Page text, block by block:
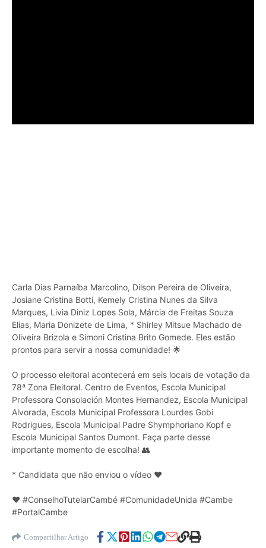
Carla Dias Parnaíba Marcolino, Dilson Pereira de Oliveira,
Josiane Cristina Botti, Kemely Cristina Nunes da Silva
Marques, Livia Diniz Lopes Sola, Márcia de Freitas Souza
Elias, Maria Donizete de Lima, * Shirley Mitsue Machado de
Oliveira Brizola e Simoni Cristina Brito Gomede. Eles estão
prontos para servir a nossa comunidade! 🌟
O processo eleitoral acontecerá em seis locais de votação da
78ª Zona Eleitoral. Centro de Eventos, Escola Municipal
Professora Consolación Montes Hernandez, Escola Municipal
Alvorada, Escola Municipal Professora Lourdes Gobi
Rodrigues, Escola Municipal Padre Shymphoriano Kopf e
Escola Municipal Santos Dumont. Faça parte desse
importante momento de escolha! 👥
* Candidata que não enviou o vídeo ❤️
❤️ #ConselhoTutelarCambé #ComunidadeUnida #Cambe
#PortalCambe
Compartilhar Artigo